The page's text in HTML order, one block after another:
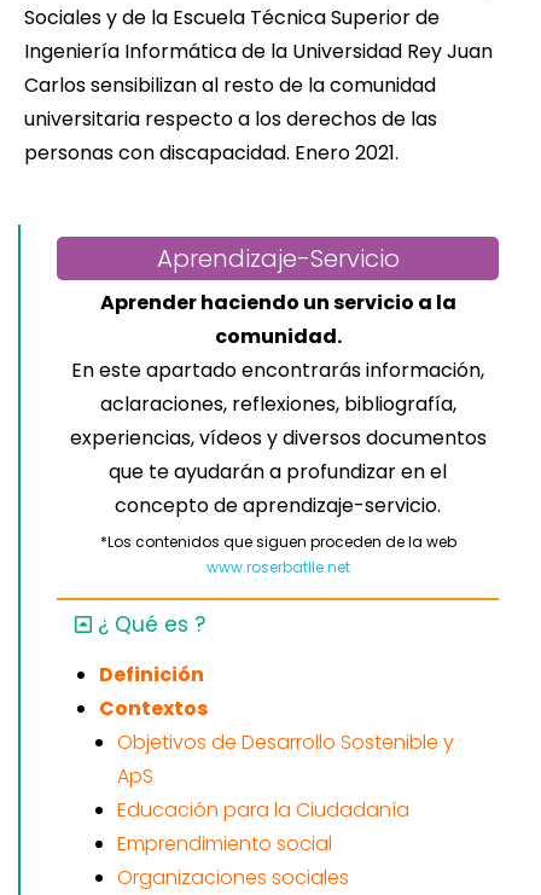
Sociales y de la Escuela Técnica Superior de
Ingeniería Informática de la Universidad Rey Juan
Carlos sensibilizan al resto de la comunidad
universitaria respecto a los derechos de las
personas con discapacidad. Enero 2021.
Aprendizaje-Servicio
Aprender haciendo un servicio a la
comunidad.
En este apartado encontrarás información,
aclaraciones, reflexiones, bibliografía,
experiencias, vídeos y diversos documentos
que te ayudarán a profundizar en el
concepto de aprendizaje-servicio.
*Los contenidos que siguen proceden de la web
www.roserbatlle.net
¿ Qué es ?
Definición
Contextos
Objetivos de Desarrollo Sostenible y
ApS
Educación para la Ciudadanía
Emprendimiento social
Organizaciones sociales